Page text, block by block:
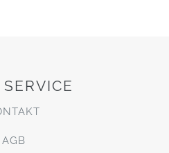
AGB